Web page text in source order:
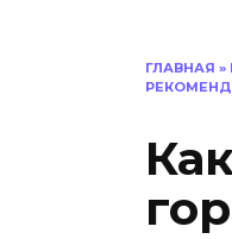
ГЛАВНАЯ »